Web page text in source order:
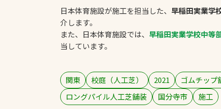
投てき実施可
日本体育施設が施工を担当した、 早稲田実業学
介します。
また、日本体育施設では、 早稲田実業学校中等
当しています。
関東 校庭（人工芝） 2021
ゴムチップ
ロングパイル人工芝舗装
国分寺市 施工